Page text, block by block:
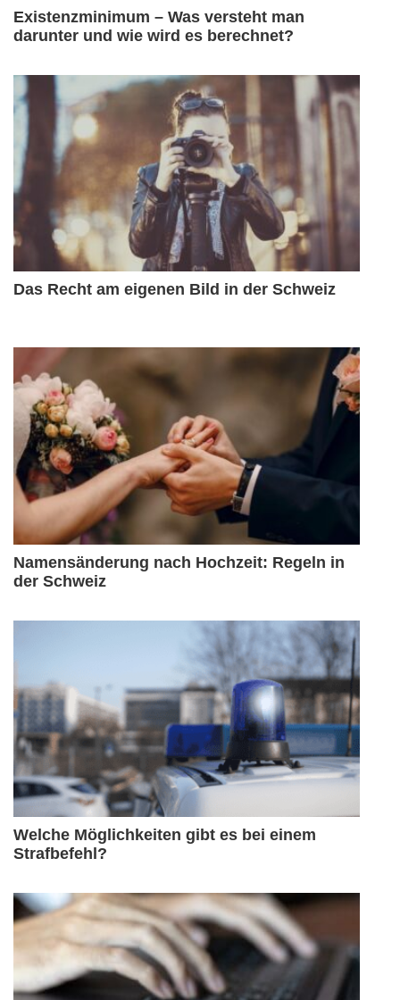
Existenzminimum – Was versteht man
darunter und wie wird es berechnet?
Das Recht am eigenen Bild in der Schweiz
Namensänderung nach Hochzeit: Regeln in
der Schweiz
Welche Möglichkeiten gibt es bei einem
Strafbefehl?